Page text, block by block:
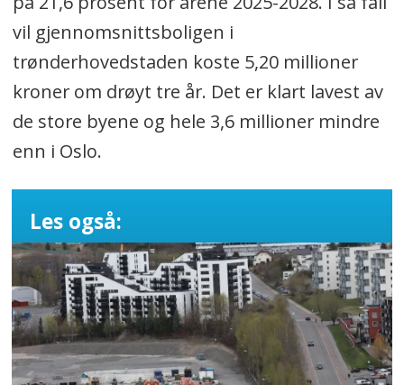
vil gjennomsnittsboligen i
trønderhovedstaden koste 5,20 millioner
kroner om drøyt tre år. Det er klart lavest av
de store byene og hele 3,6 millioner mindre
enn i Oslo.
Les også: